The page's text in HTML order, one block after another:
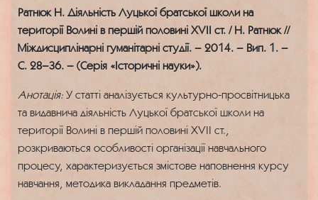
Ратнюк Н. Діяльність Луцької братської школи на
території Волині в першій половині ХVІІ ст. / Н. Ратнюк //
Міждисциплінарні гуманітарні студії. – 2014. – Вип. 1. –
С. 28–36. – (Серія «Історичні науки»).
Анотація: У статті аналізується культурно-просвітницька
та видавнича діяльність Луцької братської школи на
території Волині в першій половині XVII ст.,
розкриваються особливості організації навчального
процесу, характеризується змістове наповнення курсу
навчання, методика викладання предметів.